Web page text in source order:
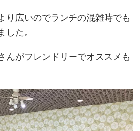
り広いのでランチの混雑時でも
した。
んがフレンドリーでオススメも